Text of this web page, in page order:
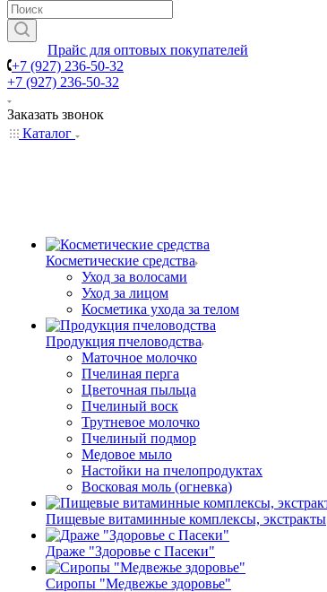
Прайс для оптовых покупателей
+7 (927) 236-50-32
+7 (927) 236-50-32
Заказать звонок
Каталог
Косметические средства
Уход за волосами
Уход за лицом
Косметика ухода за телом
Продукция пчеловодства
Маточное молочко
Пчелиная перга
Цветочная пыльца
Пчелиный воск
Трутневое молочко
Пчелиный подмор
Медовое мыло
Настойки на пчелопродуктах
Восковая моль (огневка)
Пищевые витаминные комплексы, экстракты
Драже "Здоровье с Пасеки"
Сиропы "Медвежье здоровье"